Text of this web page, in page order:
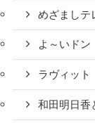
めざましテ
よ～いドン
ラヴィット
和田明日香